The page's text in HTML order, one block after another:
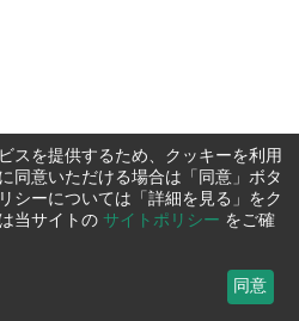
スを提供するため、クッキーを利用
同意いただける場合は「同意」ボタ
シーについては「詳細を見る」をク
当サイトの サイトポリシー をご確
同意